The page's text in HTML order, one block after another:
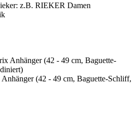
z.B. RIEKER Damen
(42 - 49 cm, Baguette-Schliff,